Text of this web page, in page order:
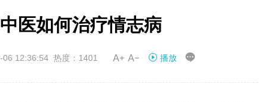
医如何治疗情志病
12:36:54 热度：1401  播放 